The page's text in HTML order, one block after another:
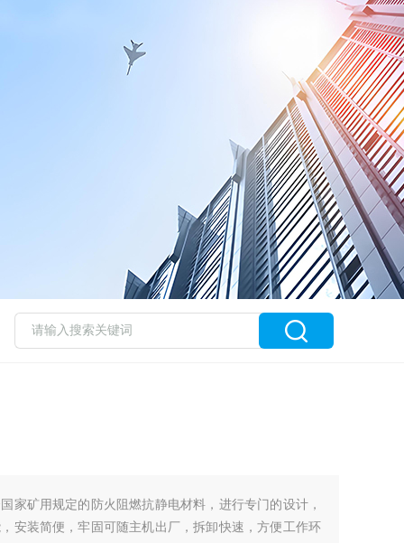
家矿用规定的防火阻燃抗静电材料，进行专门的设计，
安装简便，牢固可随主机出厂，拆卸快速，方便工作环